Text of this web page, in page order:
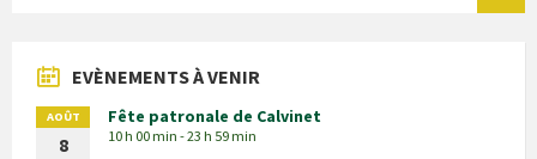
EVÈNEMENTS À VENIR
AOÛT
8
Fête patronale de Calvinet
10 h 00 min - 23 h 59 min